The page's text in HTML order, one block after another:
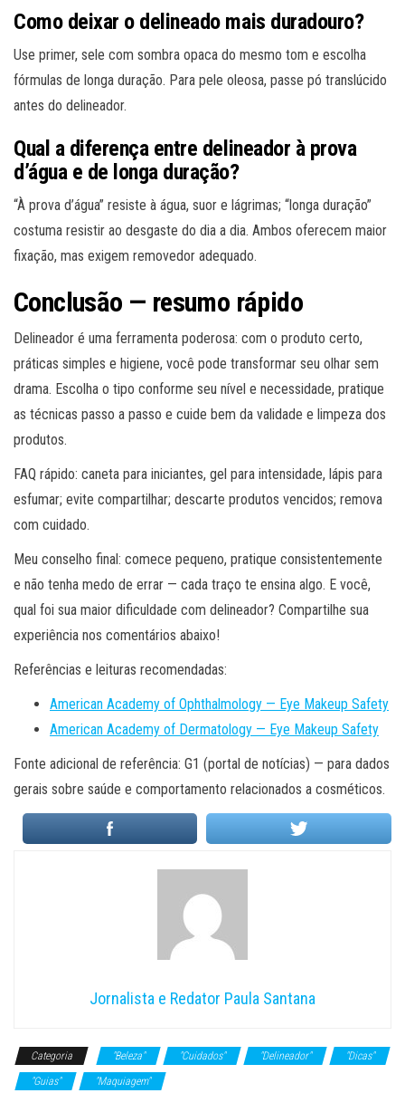
Como deixar o delineado mais duradouro?
Use primer, sele com sombra opaca do mesmo tom e escolha
fórmulas de longa duração. Para pele oleosa, passe pó translúcido
antes do delineador.
Qual a diferença entre delineador à prova
d’água e de longa duração?
“À prova d’água” resiste à água, suor e lágrimas; “longa duração”
costuma resistir ao desgaste do dia a dia. Ambos oferecem maior
fixação, mas exigem removedor adequado.
Conclusão — resumo rápido
Delineador é uma ferramenta poderosa: com o produto certo,
práticas simples e higiene, você pode transformar seu olhar sem
drama. Escolha o tipo conforme seu nível e necessidade, pratique
as técnicas passo a passo e cuide bem da validade e limpeza dos
produtos.
FAQ rápido: caneta para iniciantes, gel para intensidade, lápis para
esfumar; evite compartilhar; descarte produtos vencidos; remova
com cuidado.
Meu conselho final: comece pequeno, pratique consistentemente
e não tenha medo de errar — cada traço te ensina algo. E você,
qual foi sua maior dificuldade com delineador? Compartilhe sua
experiência nos comentários abaixo!
Referências e leituras recomendadas:
American Academy of Ophthalmology — Eye Makeup Safety
American Academy of Dermatology — Eye Makeup Safety
Fonte adicional de referência: G1 (portal de notícias) — para dados
gerais sobre saúde e comportamento relacionados a cosméticos.
Jornalista e Redator Paula Santana
Categoria "Beleza" "Cuidados" "Delineador"
"Dicas"
"Guias"
"Maquiagem"